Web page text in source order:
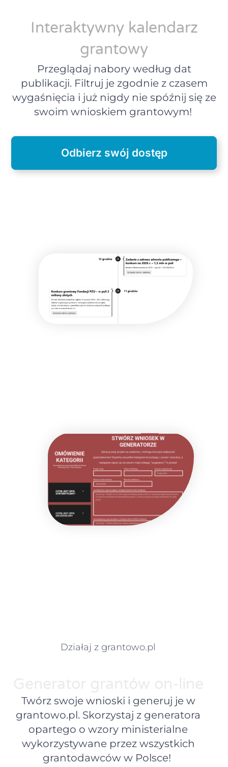
Interaktywny kalendarz
grantowy
Przeglądaj nabory według dat
publikacji. Filtruj je zgodnie z czasem
wygaśnięcia i już nigdy nie spóźnij się ze
swoim wnioskiem grantowym!
Odbierz swój dostęp
Działaj z grantowo.pl
Twórz swoje wnioski i generuj je w
grantowo.pl. Skorzystaj z generatora
opartego o wzory ministerialne
wykorzystywane przez wszystkich
grantodawców w Polsce!